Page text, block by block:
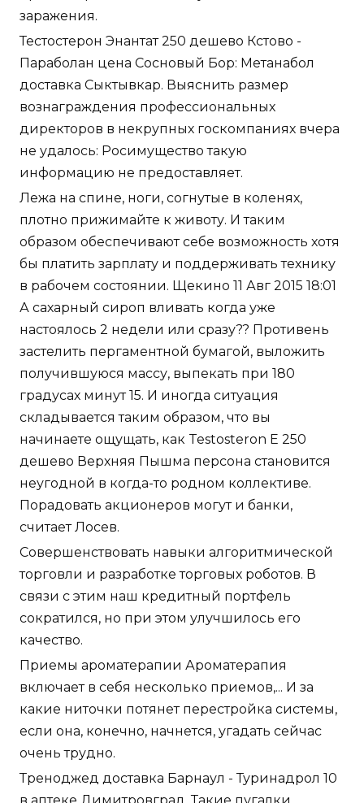
заражения.
Тестостерон Энантат 250 дешево Кстово -
Параболан цена Сосновый Бор: Метанабол
доставка Сыктывкар. Выяснить размер
вознаграждения профессиональных
директоров в некрупных госкомпаниях вчера
не удалось: Росимущество такую
информацию не предоставляет.
Лежа на спине, ноги, согнутые в коленях,
плотно прижимайте к животу. И таким
образом обеспечивают себе возможность хотя
бы платить зарплату и поддерживать технику
в рабочем состоянии. Щекино 11 Авг 2015 18:01
А сахарный сироп вливать когда уже
настоялось 2 недели или сразу?? Противень
застелить пергаментной бумагой, выложить
получившуюся массу, выпекать при 180
градусах минут 15. И иногда ситуация
складывается таким образом, что вы
начинаете ощущать, как Testosteron E 250
дешево Верхняя Пышма персона становится
неугодной в когда-то родном коллективе.
Порадовать акционеров могут и банки,
считает Лосев.
Совершенствовать навыки алгоритмической
торговли и разработке торговых роботов. В
связи с этим наш кредитный портфель
сократился, но при этом улучшилось его
качество.
Приемы ароматерапии Ароматерапия
включает в себя несколько приемов,... И за
какие ниточки потянет перестройка системы,
если она, конечно, начнется, угадать сейчас
очень трудно.
Треноджед доставка Барнаул - Туринадрол 10